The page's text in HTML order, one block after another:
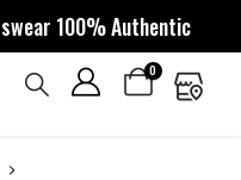
100% Authentic
0